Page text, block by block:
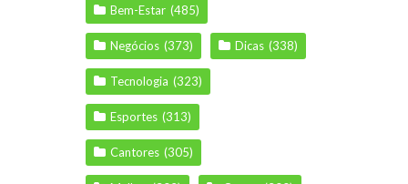
Bem-Estar (485)
Negócios (373) Dicas (338)
Tecnologia (323)
Esportes (313)
Cantores (305)